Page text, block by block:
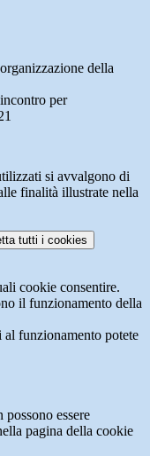
della
per
si avvalgono di
finalità illustrate nella
tutti i cookies
cookie consentire.
il funzionamento della
al funzionamento potete
essere
pagina della cookie